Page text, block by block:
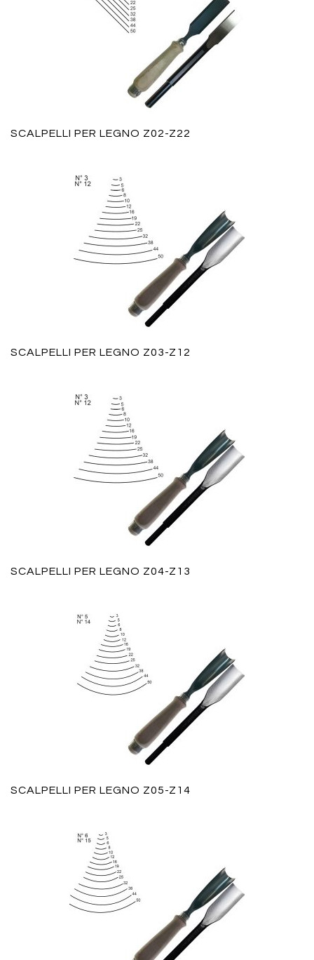
SCALPELLI PER LEGNO Z02-Z22
SCALPELLI PER LEGNO Z03-Z12
SCALPELLI PER LEGNO Z04-Z13
SCALPELLI PER LEGNO Z05-Z14